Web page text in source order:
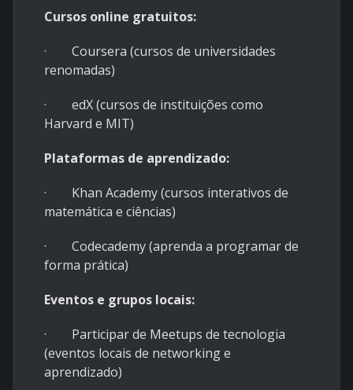
Cursos online gratuitos:
· Coursera (cursos de universidades
renomadas)
· edX (cursos de instituições como
Harvard e MIT)
Plataformas de aprendizado:
· Khan Academy (cursos interativos de
matemática e ciências)
· Codecademy (aprenda a programar de
forma prática)
Eventos e grupos locais:
· Participar de Meetups de tecnologia
(eventos locais de networking e
aprendizado)